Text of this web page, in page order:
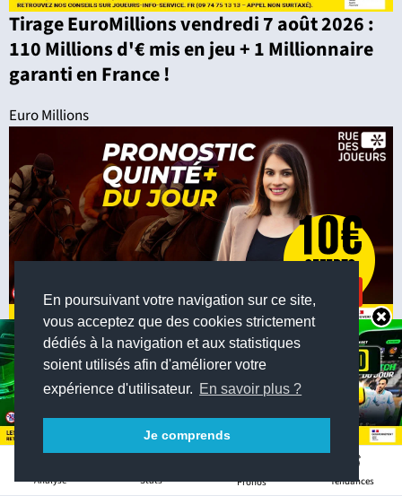
En poursuivant votre navigation sur ce site,
vous acceptez que des cookies strictement
dédiés à la navigation et aux statistiques
soient utilisés afin d'améliorer votre
expérience d'utilisateur. En savoir plus ?
Je comprends
Analyse Stats Pronos Tendances
Tirage EuroMillions vendredi 7 août 2026 :
110 Millions d'€ mis en jeu + 1 Millionnaire
garanti en France !
Euro Millions
Pronostic Quinté du Vendredi 7 Août à
Cabourg - Prix Bruno Coquatrix - R1C4
Quinté du jour
Pronostic des joueurs